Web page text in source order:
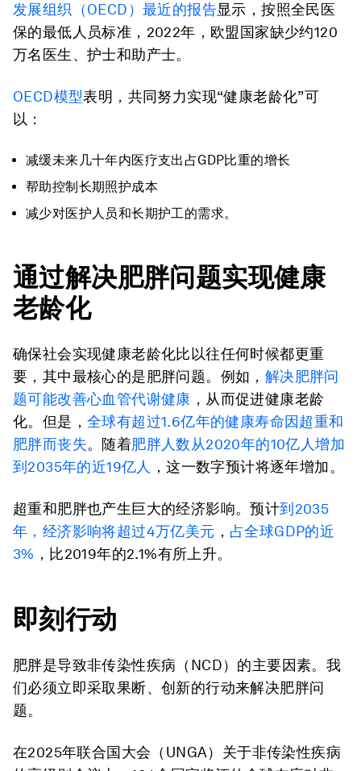
发展组织（OECD ）最近的报告显示，按照全民医
保的最低人员标准，2022年，欧盟国家缺少约120
万名医生、护士和助产士。
OECD模型表明，共同努力实现“健康老龄化”可
以：
减缓未来几十年内医疗支出占GDP比重的增长
帮助控制长期照护成本
减少对医护人员和长期护工的需求。
通过解决肥胖问题实现健康
老龄化
确保社会实现健康老龄化比以往任何时候都更重
要，其中最核心的是肥胖问题。例如， 解决肥胖问
题可能改善心血管代谢健康 ，从而促进健康老龄
化。但是， 全球有超过1.6亿年的健康寿命因超重和
肥胖而丧失。随着肥胖人数从2020年的10亿人增加
到 2035年的近19亿人 ，这一数字预计将逐年增加。
超重和肥胖也产生巨大的经济影响。预计到 2035
年，经济影响将超过4万亿美元 ， 占全球GDP的近
3% ，比2019年的2.1%有所上升。
即刻行动
肥胖是导致非传染性疾病（NCD）的主要因素。我
们必须立即采取果断、创新的行动来解决肥胖问
题。
在2025年联合国大会（UNGA）关于非传染性疾病